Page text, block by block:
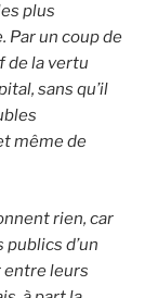
plus
Par un coup de
de la vertu
sans qu’il
même de
rien, car
d’un
leurs